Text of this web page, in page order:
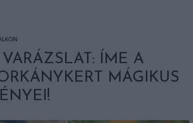
ÍME A
MÁGIKUS